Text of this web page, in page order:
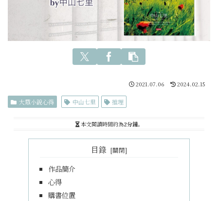
2021.07.06 2024.02.15
大眾小說心得 中山七里 推理
本文閱讀時間約為2分鐘。
目錄
作品簡介
心得
購書位置